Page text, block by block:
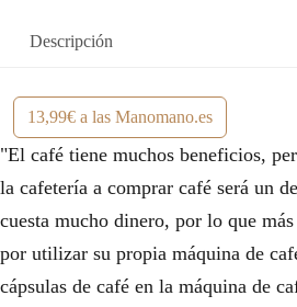
Descripción
13,99€ a las Manomano.es
"El café tiene muchos beneficios,
la cafetería a comprar café será un
cuesta mucho dinero, por lo que
por utilizar su propia máquina de
cápsulas de café en la máquina de